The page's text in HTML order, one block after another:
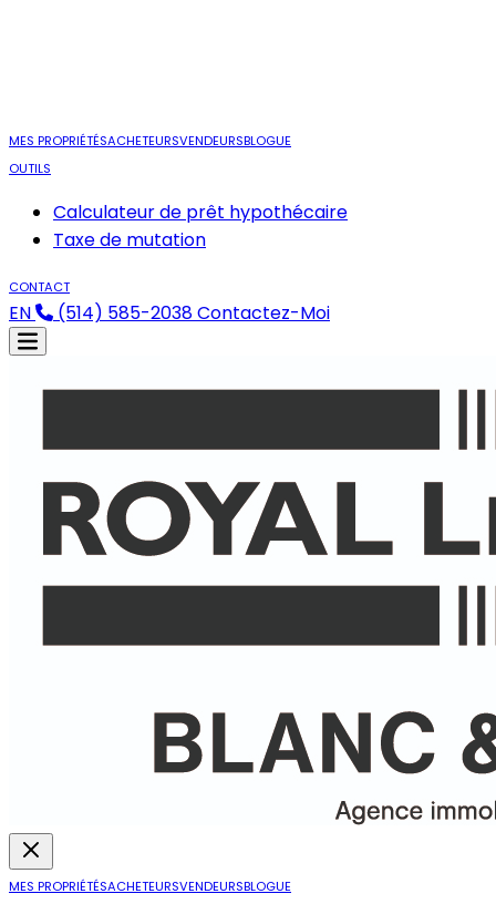
MES PROPRIÉTÉSACHETEURSVENDEURSBLOGUE
OUTILS
Calculateur de prêt hypothécaire
Taxe de mutation
CONTACT
EN (514) 585-2038Contactez-Moi
MES PROPRIÉTÉSACHETEURSVENDEURSBLOGUE